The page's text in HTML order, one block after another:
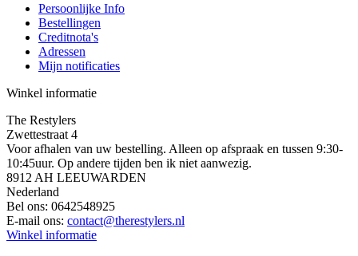
Persoonlijke Info
Bestellingen
Creditnota's
Adressen
Mijn notificaties
Winkel informatie
The Restylers
Zwettestraat 4
Voor afhalen van uw bestelling. Alleen op afspraak en tussen 9:30-
10:45uur. Op andere tijden ben ik niet aanwezig.
8912 AH LEEUWARDEN
Nederland
Bel ons: 0642548925
E-mail ons: contact@therestylers.nl
Winkel informatie